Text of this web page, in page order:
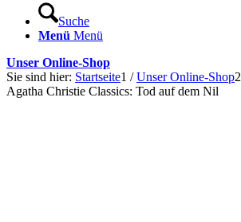
Suche
Menü Menü
Unser Online-Shop
Sie sind hier: Startseite1 / Unser Online-Shop2
Agatha Christie Classics: Tod auf dem Nil